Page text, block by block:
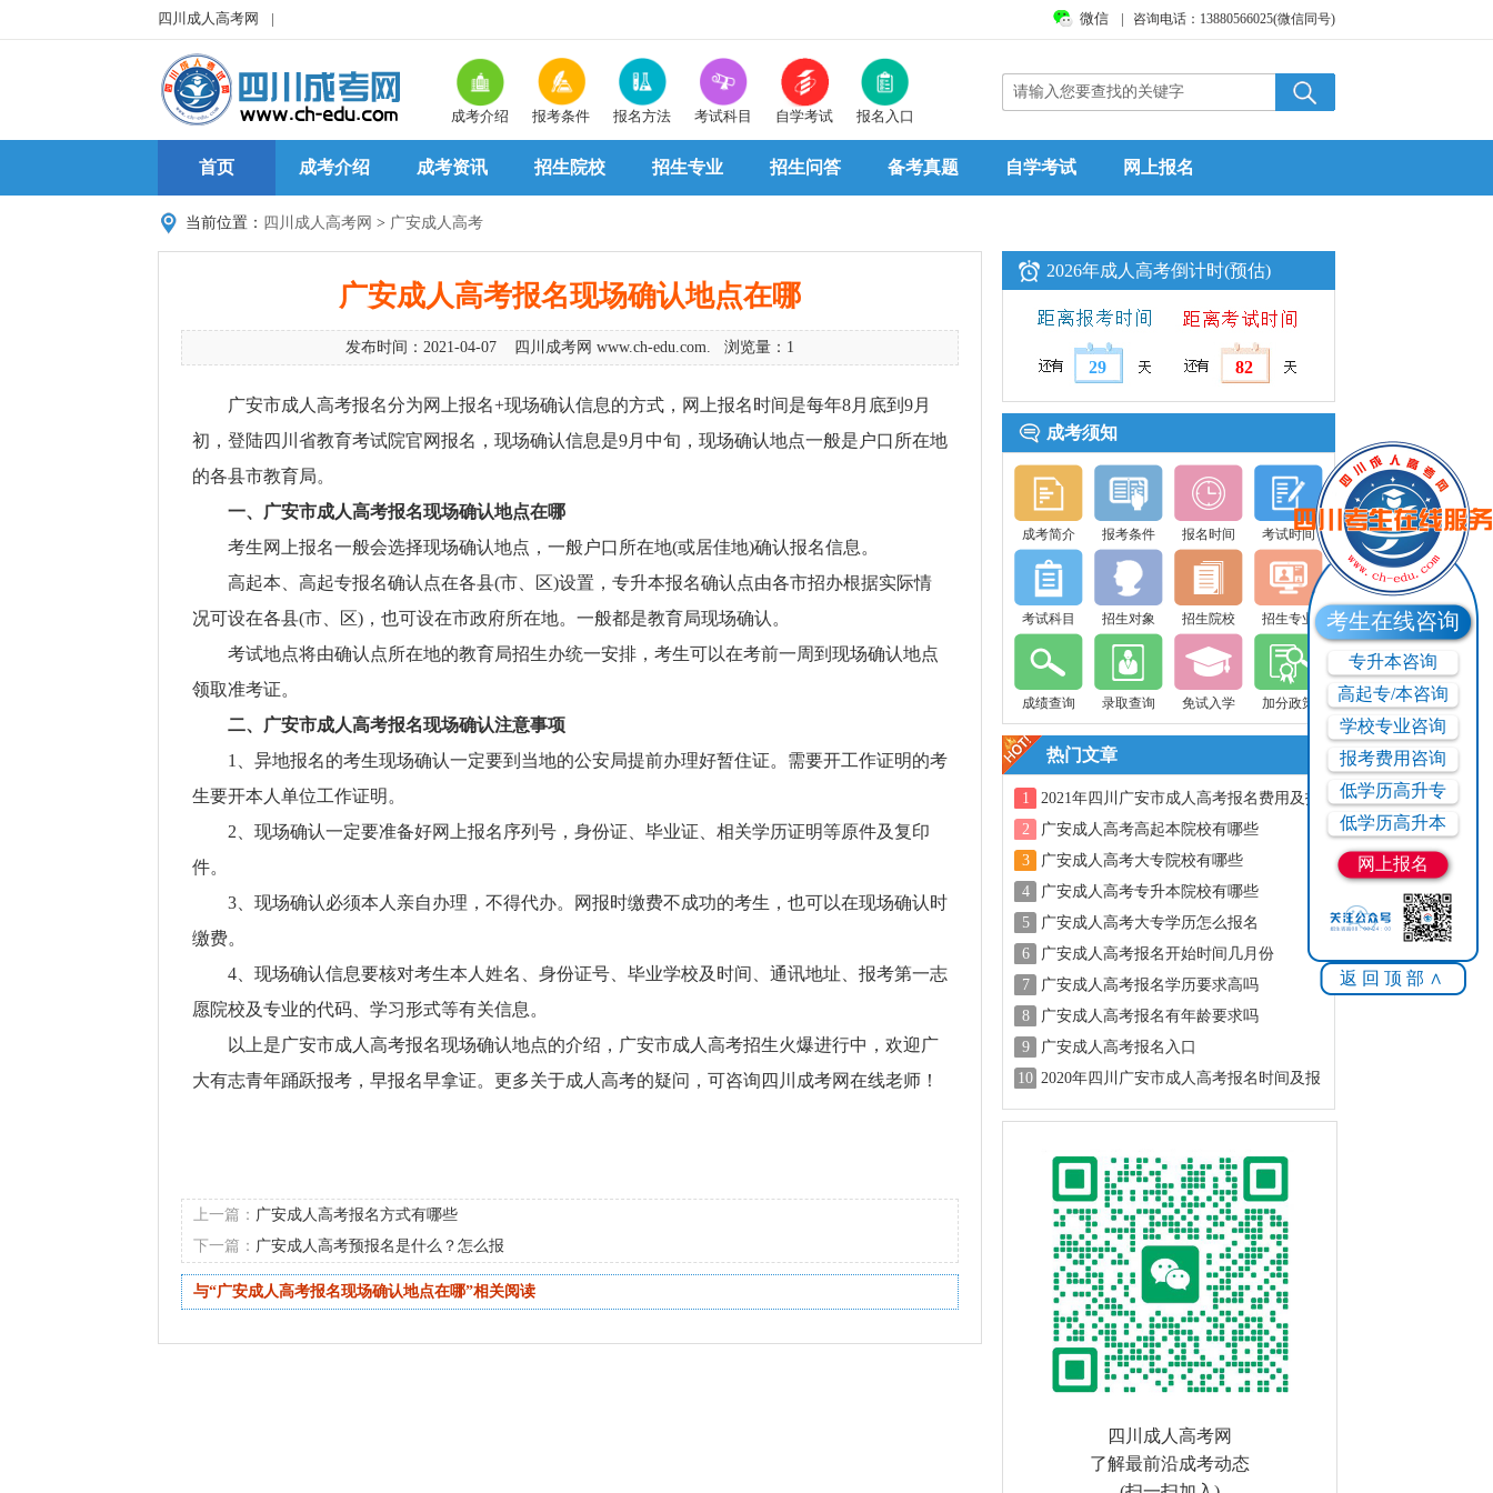
考生在线咨询
专升本咨询
高起专/本咨询
学校专业咨询
报考费用咨询
低学历高升专
低学历高升本
网上报名
返回顶部∧
四川成人高考网 | 微信 | 咨询电话：13880566025(微信同号)
成考介绍 报考条件 报名方法 考试科目 自学考试 报名入口
首页 成考介绍 成考资讯 招生院校 招生专业 招生问答 备考真题 自学考试 网上报名
当前位置： 四川成人高考网 > 广安成人高考
广安成人高考报名现场确认地点在哪
发布时间：2021-04-07 四川成考网 www.ch-edu.com. 浏览量：1
广安市成人高考报名分为网上报名+现场确认信息的方式，网上报名时间是每年8月底到9月
初，登陆四川省教育考试院官网报名，现场确认信息是9月中旬，现场确认地点一般是户口所在地
的各县市教育局。
一、广安市成人高考报名现场确认地点在哪
考生网上报名一般会选择现场确认地点，一般户口所在地(或居佳地)确认报名信息。
高起本、高起专报名确认点在各县(市、区)设置，专升本报名确认点由各市招办根据实际情
况可设在各县(市、区)，也可设在市政府所在地。一般都是教育局现场确认。
考试地点将由确认点所在地的教育局招生办统一安排，考生可以在考前一周到现场确认地点
领取准考证。
二、广安市成人高考报名现场确认注意事项
1、异地报名的考生现场确认一定要到当地的公安局提前办理好暂住证。需要开工作证明的考
生要开本人单位工作证明。
2、现场确认一定要准备好网上报名序列号，身份证、毕业证、相关学历证明等原件及复印
件。
3、现场确认必须本人亲自办理，不得代办。网报时缴费不成功的考生，也可以在现场确认时
缴费。
4、现场确认信息要核对考生本人姓名、身份证号、毕业学校及时间、通讯地址、报考第一志
愿院校及专业的代码、学习形式等有关信息。
以上是广安市成人高考报名现场确认地点的介绍，广安市成人高考招生火爆进行中，欢迎广
大有志青年踊跃报考，早报名早拿证。更多关于成人高考的疑问，可咨询四川成考网在线老师！
上一篇： 广安成人高考报名方式有哪些
下一篇： 广安成人高考预报名是什么？怎么报
与“广安成人高考报名现场确认地点在哪”相关阅读
2026年成人高考倒计时(预估)
29 82
成考须知
成考简介 报考条件 报名时间 考试时间
考试科目 招生对象 招生院校 招生专业
成绩查询 录取查询 免试入学 加分政策
热门文章
1 2021年四川广安市成人高考报名费用及报
名方式
2
广安成人高考高起本院校有哪些
3
广安成人高考大专院校有哪些
4
广安成人高考专升本院校有哪些
5
广安成人高考大专学历怎么报名
6
广安成人高考报名开始时间几月份
7
广安成人高考报名学历要求高吗
8
广安成人高考报名有年龄要求吗
9
广安成人高考报名入口
10 2020年四川广安市成人高考报名时间及报
四川成人高考网
了解最前沿成考动态